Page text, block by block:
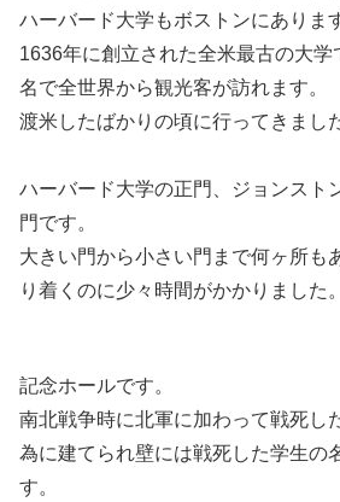
ハーバード大学もボストンにありま
1636年に創立された全米最古の大
名で全世界から観光客が訪れます。
渡米したばかりの頃に行ってきまし
ハーバード大学の正門、ジョンスト
門です。
大きい門から小さい門まで何ヶ所も
り着くのに少々時間がかかりました。
記念ホールです。
南北戦争時に北軍に加わって戦死し
為に建てられ壁には戦死した学生の
す。